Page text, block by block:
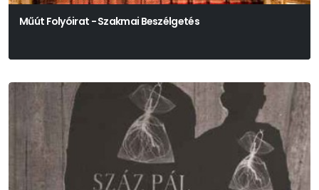
Műút Folyóirat - Szakmai Beszélgetés